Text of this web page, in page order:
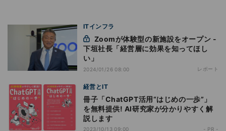
ITインフラ
下垣社長「経営層に効果を知ってほし
い」
2024/01/26 08:00 レポート
経営とIT
冊子「ChatGPT活用“はじめの一歩”」
を無料提供! AI研究家が分かりやすく解
説します
2023/10/13 09:00 - PR -